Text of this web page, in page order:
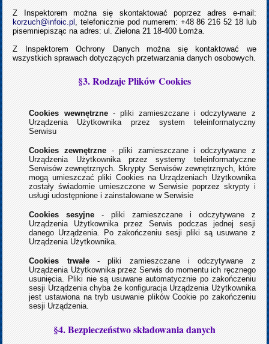
Z Inspektorem można się skontaktować poprzez adres e-mail:
korzuch@infoic.pl
, telefonicznie pod numerem: +48 86 216 52 18 lub
pisemniepisząc na adres: ul. Zielona 21 18-400 Łomża.
Z Inspektorem Ochrony Danych można się kontaktować we
wszystkich sprawach dotyczących przetwarzania danych osobowych.
§3. Rodzaje Plików Cookies
Cookies wewnętrzne- pliki zamieszczane i odczytywane z
Urządzenia Użytkownika przez system teleinformatyczny
Serwisu
Cookies zewnętrzne - pliki zamieszczane i odczytywane z
Urządzenia Użytkownika przez systemy teleinformatyczne
Serwisów zewnętrznych. Skrypty Serwisów zewnętrznych, które
mogą umieszczać pliki Cookies na Urządzeniach Użytkownika
zostały świadomie umieszczone w Serwisie poprzez skrypty i
usługi udostępnione i zainstalowane w Serwisie
Cookies sesyjne - pliki zamieszczane i odczytywane z
Urządzenia Użytkownika przez Serwis podczas jednej sesji
danego Urządzenia. Po zakończeniu sesji pliki są usuwane z
Urządzenia Użytkownika.
Cookies trwałe- pliki zamieszczane i odczytywane z
Urządzenia Użytkownika przez Serwisdo momentu ich ręcznego
usunięcia. Pliki nie są usuwane automatycznie po zakończeniu
sesji Urządzenia chyba że konfiguracja Urządzenia Użytkownika
jest ustawiona na tryb usuwanie plików Cookie po zakończeniu
sesji Urządzenia.
§4. Bezpieczeństwo składowania danych